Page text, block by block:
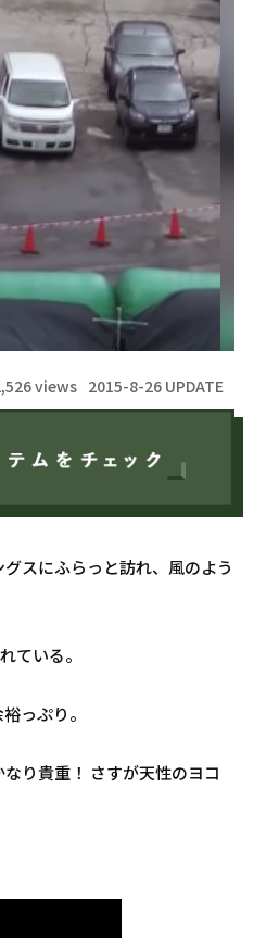
views 2015-8-26 UPDATE
スにふらっと訪れ、風のよう
ている。
っぷり。
り貴重！ さすが天性のヨコ